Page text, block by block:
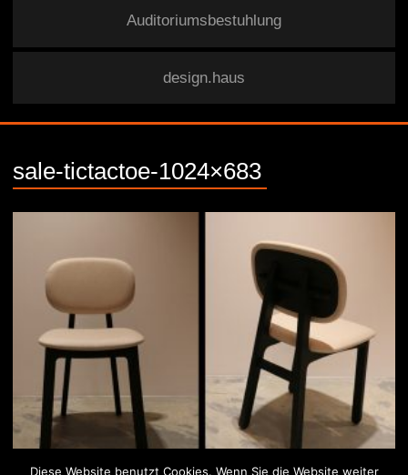
Auditoriumsbestuhlung
design.haus
sale-tictactoe-1024×683
Diese Website benutzt Cookies. Wenn Sie die Website weiter